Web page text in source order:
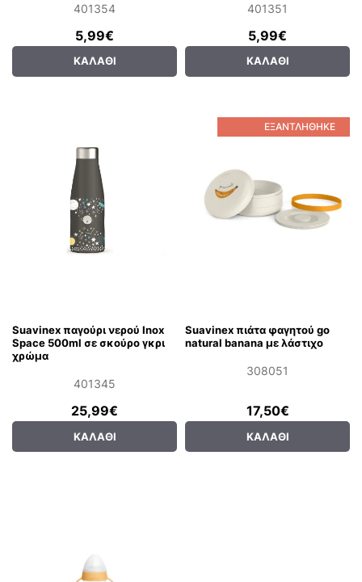
401354
5,99€
ΚΑΛΆΘΙ
401351
5,99€
ΚΑΛΆΘΙ
Suavinex παγούρι νερού Ιnox
Space 500ml σε σκούρο γκρι
χρώμα
401345
25,99€
ΚΑΛΆΘΙ
ΕΞΑΝΤΛΉΘΗΚΕ
Suavinex πιάτα φαγητού go
natural banana με λάστιχο
308051
17,50€
ΚΑΛΆΘΙ